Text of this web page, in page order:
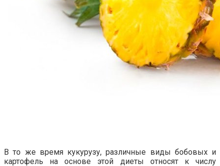
В то же время кукурузу, различные виды бобовых и
картофель на основе этой диеты относят к числу